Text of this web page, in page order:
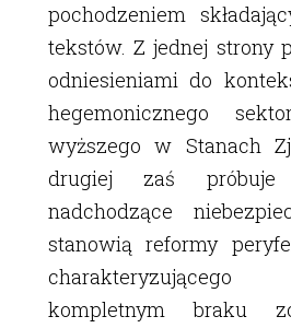
pochodzeniem
tekstów. Z jednej strony
odniesieniami do
hegemonicznego
wyższego w Stanach
drugiej zaś
nadchodzące
stanowią reformy
kompletnym braku